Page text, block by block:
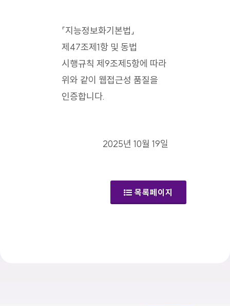
「지능정보화기본법」
제47조제1항 및 동법
시행규칙 제9조제5항에 따라
위와 같이 웹접근성 품질을
인증합니다.
2025년 10월 19일
목록페이지